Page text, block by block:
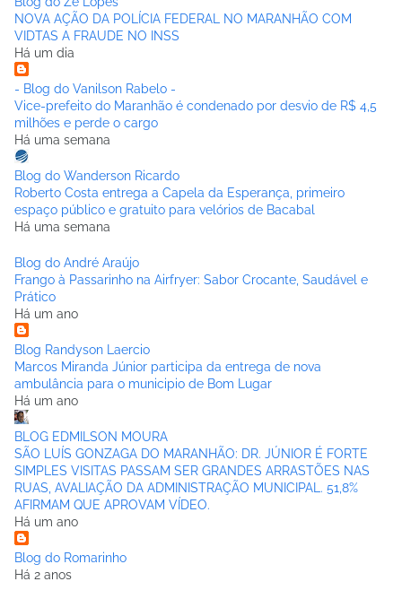
NOVA AÇÃO DA POLÍCIA FEDERAL NO MARANHÃO COM
VIDTAS A FRAUDE NO INSS
Há um dia
- Blog do Vanilson Rabelo -
Vice-prefeito do Maranhão é condenado por desvio de R$ 4,5
milhões e perde o cargo
Há uma semana
Blog do Wanderson Ricardo
Roberto Costa entrega a Capela da Esperança, primeiro
espaço público e gratuito para velórios de Bacabal
Há uma semana
Blog do André Araújo
Frango à Passarinho na Airfryer: Sabor Crocante, Saudável e
Prático
Há um ano
Blog Randyson Laercio
Marcos Miranda Júnior participa da entrega de nova
ambulância para o municipio de Bom Lugar
Há um ano
BLOG EDMILSON MOURA
SÃO LUÍS GONZAGA DO MARANHÃO: DR. JÚNIOR É FORTE
SIMPLES VISITAS PASSAM SER GRANDES ARRASTÕES NAS
RUAS, AVALIAÇÃO DA ADMINISTRAÇÃO MUNICIPAL. 51,8%
AFIRMAM QUE APROVAM VÍDEO.
Há um ano
Blog do Romarinho
Há 2 anos